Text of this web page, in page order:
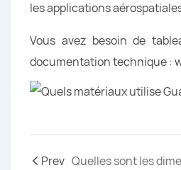
les applications
Vous avez besoin de
documentation technique :
Prev